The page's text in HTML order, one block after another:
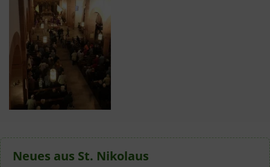
Neues aus St. Nikolaus